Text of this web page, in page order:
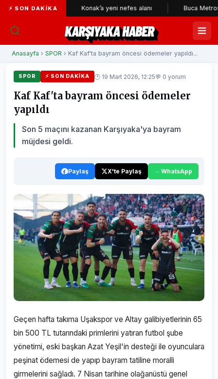
⚡ SON DAKIKAKonak’a yeni nefes alanı Buca Metrosu'nda
KARŞIYAKA HABER
Anasayfa › SPOR › Kaf Kaf'ta bayram öncesi ödemeler yapıldı...
SPOR ⚡ SON DAKIKA 🕐 19 Mart 2026, 12:25💬 0 yorum
Kaf Kaf'ta bayram öncesi ödemeler
yapıldı
Son 5 maçını kazanan Karşıyaka'ya bayram
müjdesi geldi.
Paylaş X'te Paylaş WhatsApp
Geçen hafta takıma Uşakspor ve Altay galibiyetlerinin 65
bin 500 TL tutarındaki primlerini yatıran futbol şube
yönetimi, eski başkan Azat Yeşil'in desteği ile oyunculara
peşinat ödemesi de yapıp bayram tatiline moralli
girmelerini sağladı. 7 Nisan tarihine olağanüstü genel